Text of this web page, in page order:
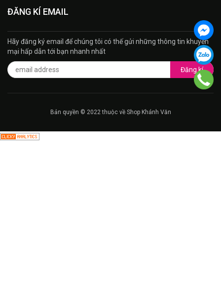
ĐĂNG KÍ EMAIL
Hãy đăng ký email để chúng tôi có thế gửi những thông tin khuyến
mại hấp dẫn tới bạn nhanh nhất
Đăng kí
Bản quyền © 2022 thuộc về Shop Khánh Văn